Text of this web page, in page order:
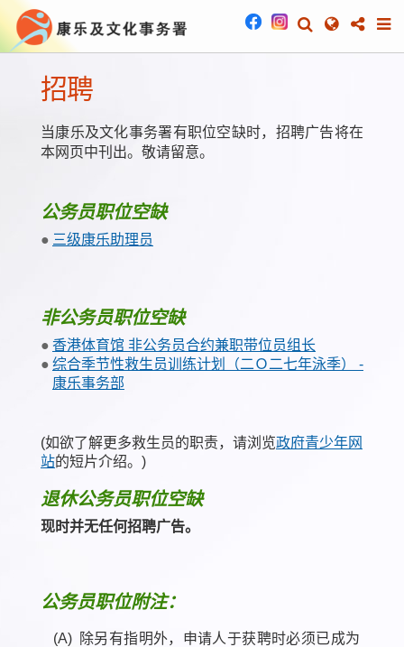
招聘
当康乐及文化事务署有职位空缺时，招聘广告将在
本网页中刊出。敬请留意。
公务员职位空缺
三级康乐助理员
非公务员职位空缺
香港体育馆 非公务员合约兼职带位员组长
综合季节性救生员训练计划（二Ｏ二七年泳季） -
康乐事务部
(如欲了解更多救生员的职责，请浏览政府青少年网
站的短片介绍。)
退休公务员职位空缺
现时并无任何招聘广告。
公务员职位附注：
(A)
除另有指明外，申请人于获聘时必须已成为